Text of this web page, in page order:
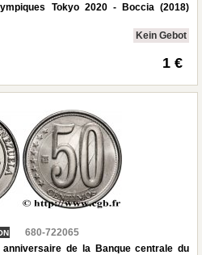
Tokyo 2020 - Boccia (2018)
Kein Gebot
1 €
680-722065
anniversaire de la Banque centrale du